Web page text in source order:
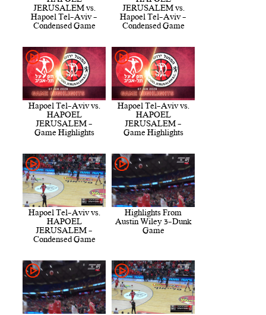
JERUSALEM vs.
Hapoel Tel-Aviv -
Condensed Game
JERUSALEM vs.
Hapoel Tel-Aviv -
Condensed Game
Hapoel Tel-Aviv vs.
HAPOEL
JERUSALEM -
Game Highlights
Hapoel Tel-Aviv vs.
HAPOEL
JERUSALEM -
Game Highlights
Highlights From
Austin Wiley 3-Dunk
Game
Hapoel Tel-Aviv vs.
HAPOEL
JERUSALEM -
Condensed Game